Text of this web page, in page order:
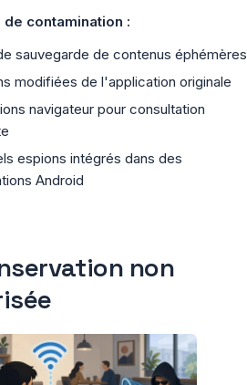
contamination :
sauvegarde de contenus éphémères
modifiées de l'application originale
navigateur pour consultation
espions intégrés dans des
Android
non